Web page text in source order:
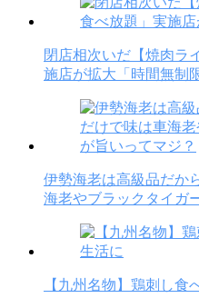
閉店相次いだ【焼肉ラ
施店が拡大「時間無制限
伊勢海老は高級品だか
海老やブラックタイガ
【九州名物】鶏刺し食